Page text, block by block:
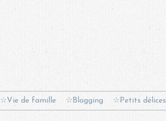
☆Vie de famille ☆Blogging ☆Petits délices